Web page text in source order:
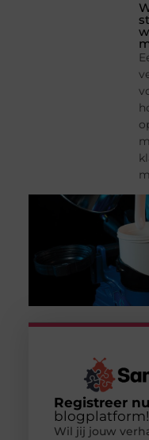
Registreer nu
blogplatform!
Wil jij jouw